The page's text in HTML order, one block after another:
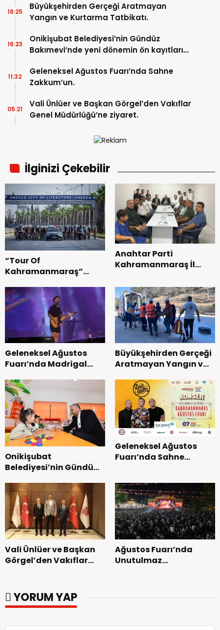
Büyükşehirden Gerçeği Aratmayan
Yangın ve Kurtarma Tatbikatı.
16:25
Onikişubat Belediyesi’nin Gündüz
Bakımevi’nde yeni dönemin ön kayıtları
16:23
Geleneksel Ağustos Fuarı’nda Sahne
Zakkum’un.
11:32
Vali Ünlüer ve Başkan Görgel’den Vakıflar
Genel Müdürlüğü’ne ziyaret.
05:21
İlginizi Çekebilir
“Tour Of
Kahramanmaraş”
Bisikleti Turnuvası
Tamamlandı.
Anahtar Parti
Kahramanmaraş İl
Teşkilatı ile buluştu.
Geleneksel Ağustos
Fuarı’nda Madrigal
Büyükşehirden Gerçeği
Aratmayan Yangın ve
Onikişubat
Belediyesi’nin Gündüz
dönemin ön kayıtları
başladı.
Geleneksel Ağustos
Fuarı’nda Sahne
Vali Ünlüer ve Başkan
Görgel’den Vakıflar
Ağustos Fuarı’nda
Unutulmaz
YORUM YAP